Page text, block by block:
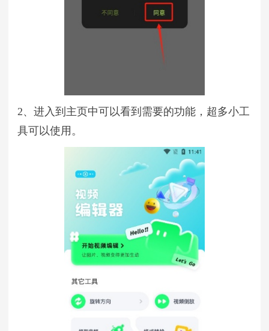
2、进入到主页中可以看到需要的功能，超多小工
具可以使用。